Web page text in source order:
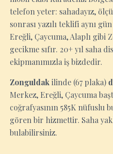
telefon yeter: sahadayız,
sonrası yazılı teklifi aynı
Ereğli, Çaycuma, Alaplı
gecikme sıfır. 20+ yıl saha
ekipmanımızla iş bizdedir.
Zonguldakilinde (67 plaka)
Merkez, Ereğli, Çaycuma
coğrafyasının 585K nüfuslu
gören bir hizmettir. Saha
bulabilirsiniz.